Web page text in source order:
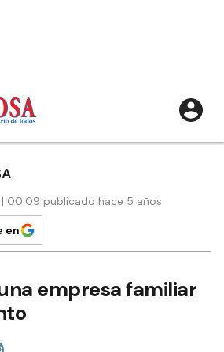
00:09 publicado hace 5 años
en
empresa familiar